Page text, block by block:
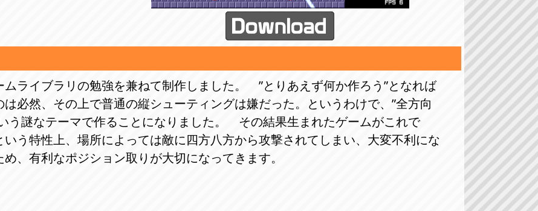
ムライブラリの勉強を兼ねて制作しました。 ”とりあえず何か作ろう”となれば
は必然、その上で普通の縦シューティングは嫌だった。というわけで、”全方向
う謎なテーマで作ることになりました。 その結果生まれたゲームがこれで
う特性上、場所によっては敵に四方八方から攻撃されてしまい、大変不利にな
め、有利なポジション取りが大切になってきます。